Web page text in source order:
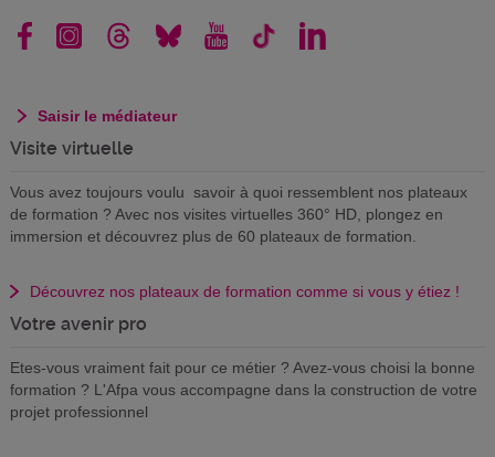
Saisir le médiateur
Visite virtuelle
Vous avez toujours voulu savoir à quoi ressemblent nos plateaux
de formation ? Avec nos visites virtuelles 360° HD, plongez en
immersion et découvrez plus de 60 plateaux de formation.
Découvrez nos plateaux de formation comme si vous y étiez !
Votre avenir pro
Etes-vous vraiment fait pour ce métier ? Avez-vous choisi la bonne
formation ? L'Afpa vous accompagne dans la construction de votre
projet professionnel